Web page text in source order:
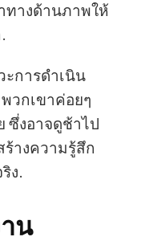
ทางด้านภาพให้
ะการดำเนิน
พวกเขาค่อยๆ
ซึ่งอาจดูช้าไป
างความรู้สึก
ง.
น